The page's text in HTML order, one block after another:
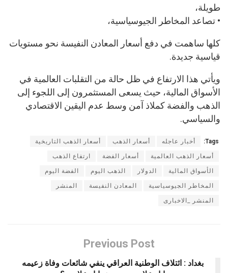
طويلة،
• تصاعد المخاطر الجيوسياسية،
كلها ساهمت في دفع أسعار المعادن النفيسة نحو مستويات
قياسية جديدة.
ويأتي هذا الارتفاع في ظل حالة من التقلبات العالمية في
الأسواق المالية، حيث يسعى المستثمرون إلى اللجوء إلى
الذهب والفضة كملاذ آمن وسط عدم اليقين الاقتصادي
والسياسي.
Tags: أخبار عاجله أسعار الذهب أسعار الذهب التاريخية
أسعار الذهب العالمية أسعار الفضة ارتفاع الذهب
الأسواق المالية الدولار الذهب اليوم الفضة اليوم
المخاطر الجيوسياسية المعادن النفيسة المنشر
المنشر _الاخبارى
Previous Post
بغداد : ائتلاف الوطنية العراقي ينفي شائعات وفاة زعيمه